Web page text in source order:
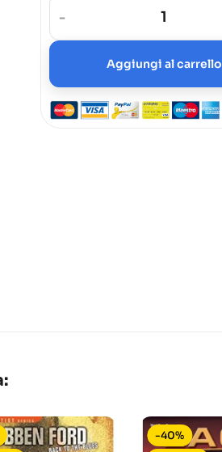
-
Aggiungi al carrello
-40%